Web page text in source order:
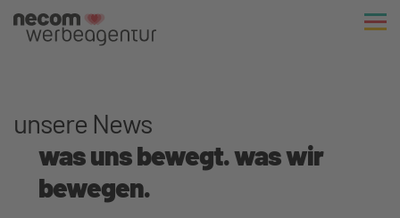
unsere News
was uns bewegt. was wir
bewegen.